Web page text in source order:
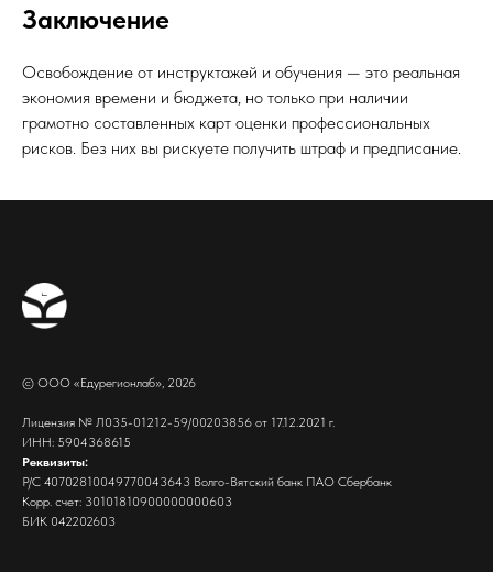
Заключение
Освобождение от инструктажей и обучения — это реальная
экономия времени и бюджета, но только при наличии
грамотно составленных карт оценки профессиональных
рисков. Без них вы рискуете получить штраф и предписание.
© ООО «Едурегионлаб», 2026
Лицензия № Л035-01212-59/00203856 от 17.12.2021 г.
ИНН: 5904368615
Реквизиты:
Р/С 40702810049770043643 Волго-Вятский банк ПАО Сбербанк
Корр. счет: 30101810900000000603
БИК 042202603